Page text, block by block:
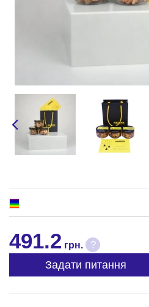
491.2 грн. ?
Задати питання